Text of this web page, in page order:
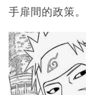
手扉間的政策。